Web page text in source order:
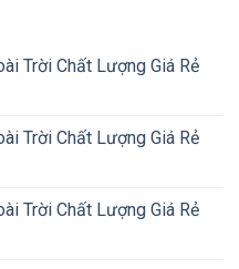
Trời Chất Lượng Giá Rẻ
Trời Chất Lượng Giá Rẻ
Trời Chất Lượng Giá Rẻ